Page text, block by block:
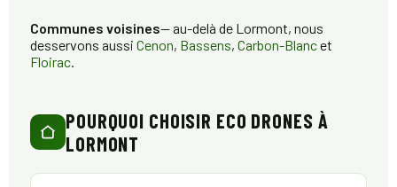
Communes voisines— au-delà de Lormont, nous
desservons aussi Cenon, Bassens, Carbon-Blancet
Floirac.
POURQUOI CHOISIR ECO DRONES À
LORMONT